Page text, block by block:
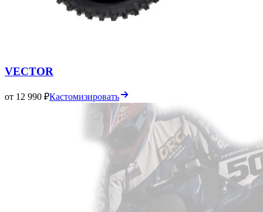
VECTOR
от 12 990 ₽Кастомизировать